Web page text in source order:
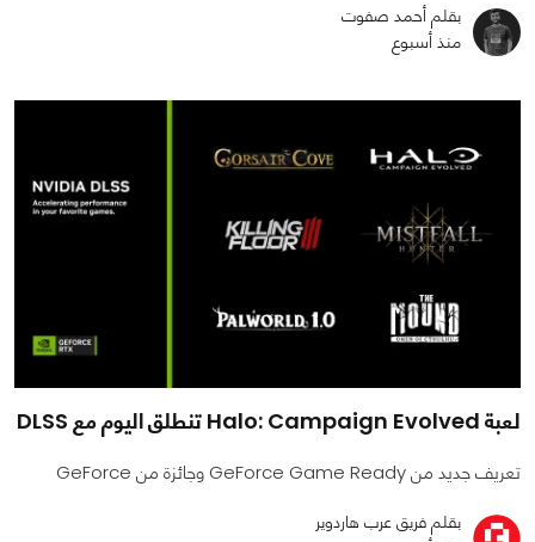
بقلم أحمد صفوت
منذ أسبوع
لعبة Halo: Campaign Evolved تنطلق اليوم مع DLSS
تعريف جديد من GeForce Game Ready وجائزة من GeForce
بقلم فريق عرب هاردوير